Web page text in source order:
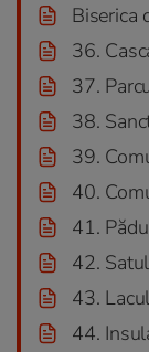
Biserica
36.
37.
38.
39.
40.
41.
42.
43.
44.